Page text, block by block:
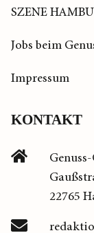
SZENE
Jobs beim
Impressum
KONTAKT
22765